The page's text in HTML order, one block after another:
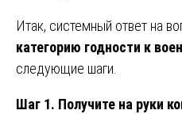
Итак, системный ответ на
категорию годности к
следующие шаги.
Шаг 1. Получите на руки